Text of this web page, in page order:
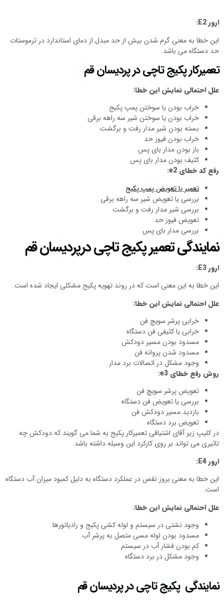
ارورE2
:
این خطا به معنی گرم شدن بیش از حد مبدل از دمای استاندارد در ترموستات
حد دستگاه می باشد.
تعمیرکار پکیج تاچی در پردیسان قم
علل احتمالی نمایش این خطا:
خراب بودن یا سوختن پمپ پکیج
خراب بودن یا سوختن شیر سه راهه برقی
بسته بودن شیر مدار رفت و برگشت
خراب بودن فیوز حد
باز بودن مدار بای پس
کثیف بودن مدار بای پس
رفع کد خطای e2
:
تعمیر یا تعویض پمپ پکیج
بررسی یا تعویض شیر سه راهه برقی
بررسی شیر مدار رفت و برگشت
تعویض فیوز حد
بررسی مدار بای پس
نمایندگی تعمیر پکیج تاچی درپردیسان قم
ارورE3
:
این خطا به این معنی است که در روند تهویه پکیج مشکلی ایجاد شده است.
علل احتمالی نمایش این خطا:
خرابی پرشر سویچ فن
خرابی یا کثیفی فن دستگاه
مسدود بودن مسیر دودکش
مسدود شدن پروانه فن
وجود مشکل در اتصالات برد مدار
روش رفع خطای e3
:
تعویض پرشر سویچ فن
بررسی یا تعویض فن دستگاه
بازدید مسیر دودکش فن
تعویض برد دستگاه
در کلیپ زیر آقای اشتیاقی تعمیرکار پکیج به شما می گویند که دودکش چه
تاثیری می تواند بر روی کارکرد این وسیله داشته باشد.
ارورE4
:
این خطا به معنی بروز نقص در عملکرد دستگاه به دلیل کمبود میزان آب دستگاه
است.
علل احتمالی نمایش این خطا:
وجود نشتی در سیستم و لوله کشی پکیج و رادیاتورها
مسدود بودن لوله مسی متصل به پرشر آب
کم بودن فشار آب در سیستم
وجود مشکل در برد دستگاه
نمایندگی پکیج تاچی در پردیسان قم